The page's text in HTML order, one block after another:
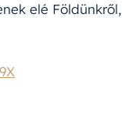
elé Földünkről,